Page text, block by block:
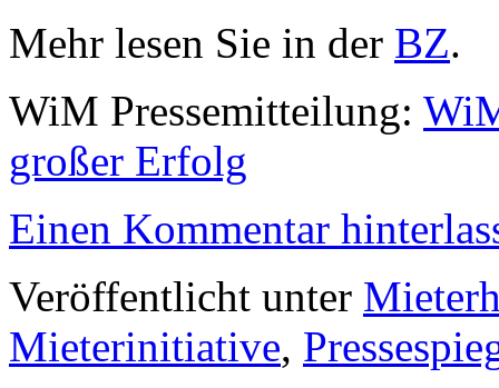
Mehr lesen Sie in der BZ.
WiM Pressemitteilung:
großer Erfolg
Einen Kommentar
Veröffentlicht unter
Mieterinitiative,